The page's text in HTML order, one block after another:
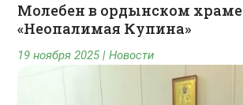
Молебен в ордынском храме
«Неопалимая Купина»
19 ноября 2025|Новости